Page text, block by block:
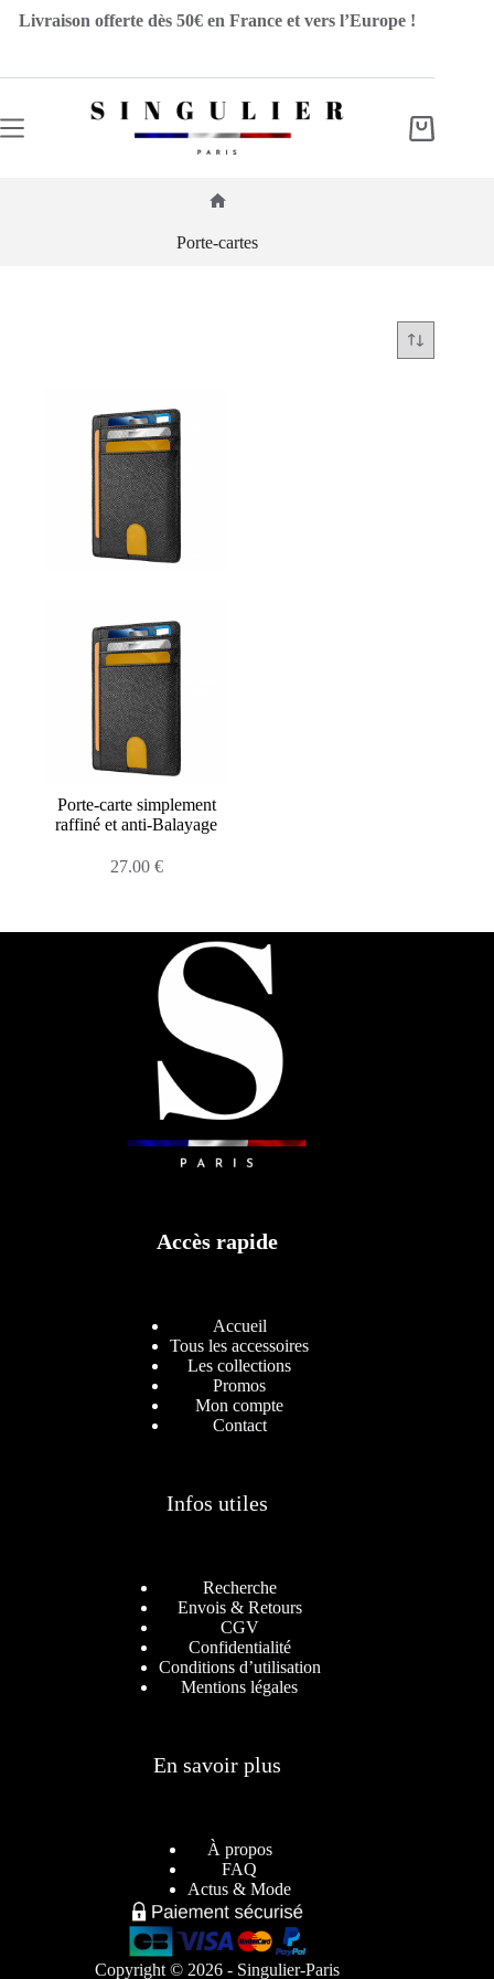
Livraison offerte dès 50€ en France et vers l’Europe !
Panier
Porte-cartes
Porte-carte simplement
raffiné et anti-Balayage
27.00 €
Accès rapide
Accueil
Tous les accessoires
Les collections
Promos
Mon compte
Contact
Infos utiles
Recherche
Envois & Retours
CGV
Confidentialité
Conditions d’utilisation
Mentions légales
En savoir plus
À propos
FAQ
Actus & Mode
Copyright © 2026 - Singulier-Paris